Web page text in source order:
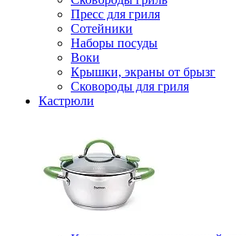
Пресс для гриля
Сотейники
Наборы посуды
Воки
Крышки, экраны от брызг
Сковороды для гриля
Кастрюли